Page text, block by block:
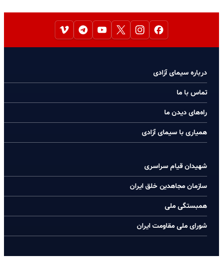
درباره سیمای آزادی
تماس با ما
راه‌های دیدن ما
همیاری با سیمای آزادی
شهیدان قیام سراسری
سازمان مجاهدین خلق ایران
همبستگی ملی
شورای ملی مقاومت ایران